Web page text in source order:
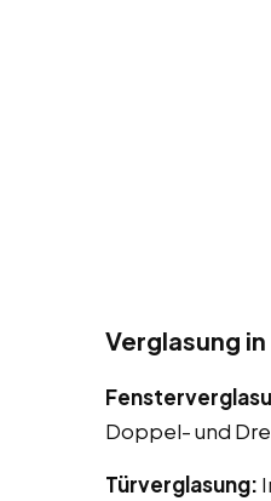
Verglasung
Doppel- und
Türverglasung: